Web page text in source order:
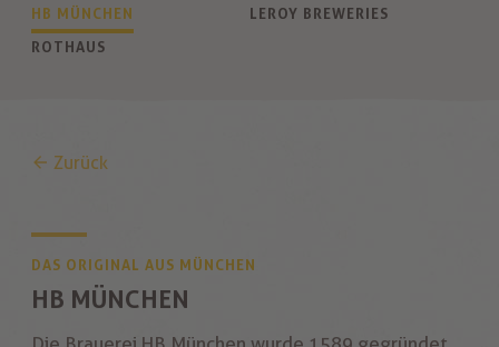
HB MÜNCHEN
LEROY BREWERIES
ROTHAUS
Zurück
DAS ORIGINAL AUS MÜNCHEN
HB MÜNCHEN